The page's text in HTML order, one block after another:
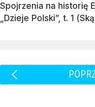
Spojrzenia na historię
„Dzieje Polski”, t. 1